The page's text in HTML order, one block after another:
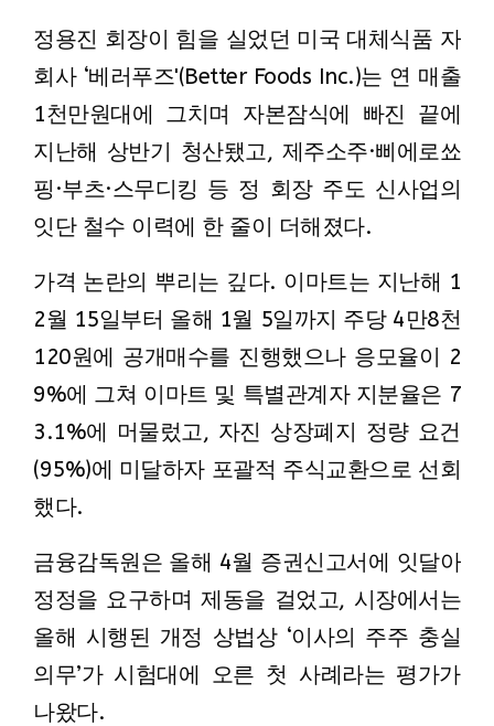
정용진 회장이 힘을 실었던 미국 대체식품 자
회사 ‘베러푸즈'(Better Foods Inc.)는 연 매출
1천만원대에 그치며 자본잠식에 빠진 끝에
지난해 상반기 청산됐고, 제주소주·삐에로쑈
핑·부츠·스무디킹 등 정 회장 주도 신사업의
잇단 철수 이력에 한 줄이 더해졌다.
가격 논란의 뿌리는 깊다. 이마트는 지난해 1
2월 15일부터 올해 1월 5일까지 주당 4만8천
120원에 공개매수를 진행했으나 응모율이 2
9%에 그쳐 이마트 및 특별관계자 지분율은 7
3.1%에 머물렀고, 자진 상장폐지 정량 요건
(95%)에 미달하자 포괄적 주식교환으로 선회
했다.
금융감독원은 올해 4월 증권신고서에 잇달아
정정을 요구하며 제동을 걸었고, 시장에서는
올해 시행된 개정 상법상 ‘이사의 주주 충실
의무’가 시험대에 오른 첫 사례라는 평가가
나왔다.